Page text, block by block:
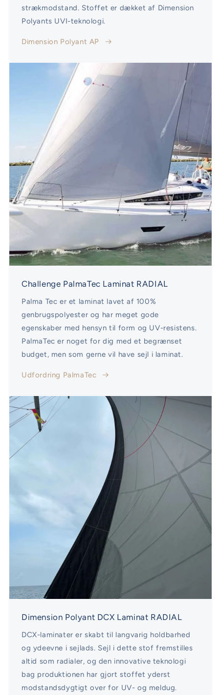
strækmodstand. Stoffet er dækket af Dimension
Polyants UVI-teknologi.
Dimension Polyant AP
Challenge PalmaTec Laminat RADIAL
Palma Tec er et laminat lavet af 100%
genbrugspolyester og har meget gode
egenskaber med hensyn til form og UV-resistens.
PalmaTec er noget for dig med et begrænset
budget, men som gerne vil have sejl i laminat.
Udfordring PalmaTec
Dimension Polyant DCX Laminat RADIAL
DCX-laminater er skabt til langvarig holdbarhed
og ydeevne i sejlads. Sejl i dette stof fremstilles
altid som radialer, og den innovative teknologi
bag produktionen har gjort stoffet yderst
modstandsdygtigt over for UV- og meldug.